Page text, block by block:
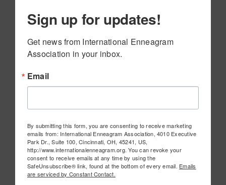
Sign up for updates!
Get news from International Enneagram
Association in your inbox.
Email
By submitting this form, you are consenting to receive marketing
emails from: International Enneagram Association, 4010 Executive
Park Dr., Suite 100, Cincinnati, OH, 45241, US,
http://www.internationalenneagram.org. You can revoke your
consent to receive emails at any time by using the
SafeUnsubscribe® link, found at the bottom of every email. Emails
are serviced by Constant Contact.